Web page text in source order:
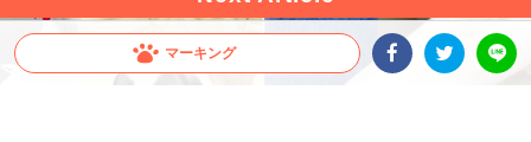
マーキング